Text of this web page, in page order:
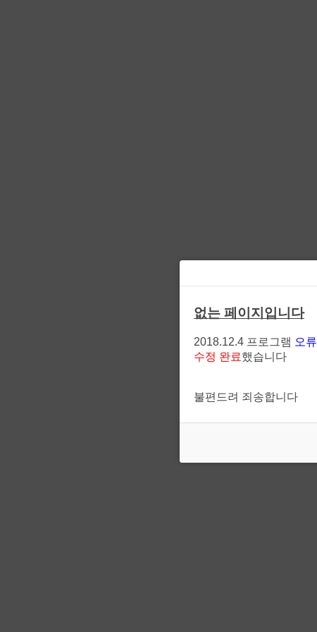
없는 페이지입니다
2018.12.4 프로그램 오류
수정 완료했습니다
불편드려 죄송합니다